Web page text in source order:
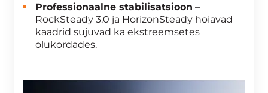
Professionaalne stabilisatsioon –
RockSteady 3.0 ja HorizonSteady hoiavad
kaadrid sujuvad ka ekstreemsetes
olukordades.